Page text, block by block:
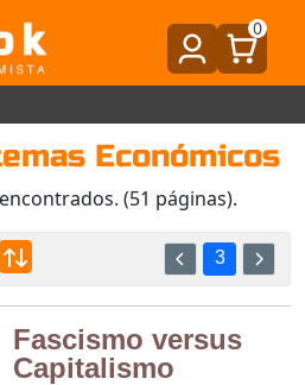
0
Económicos
encontrados. (51 páginas).
3
Fascismo versus
Capitalismo